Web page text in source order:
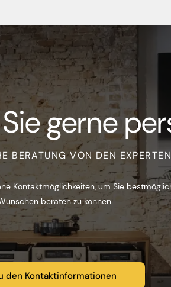
gerne
BERATUNG VON DEN EXPERTEN
Kontaktmöglichkeiten, um Sie
beraten zu können.
den Kontaktinformationen